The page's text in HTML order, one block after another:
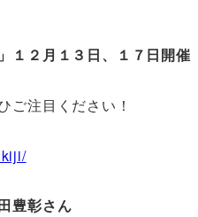
１２月１３日、１７日開催
ご注目ください！
豊彰さん